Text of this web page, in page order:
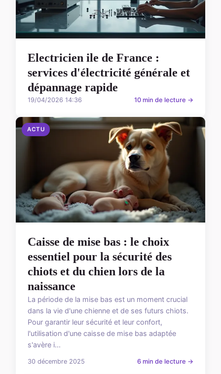
Electricien ile de France :
services d'électricité générale et
dépannage rapide
19/04/2026 14:36 10 min de lecture →
ACTU
Caisse de mise bas : le choix
essentiel pour la sécurité des
chiots et du chien lors de la
naissance
La période de la mise bas est un moment crucial
dans la vie d'une chienne et de ses futurs chiots.
Pour garantir leur sécurité et leur confort,
l'utilisation d'une caisse de mise bas adaptée
s'avère i...
30 décembre 2025 6 min de lecture →